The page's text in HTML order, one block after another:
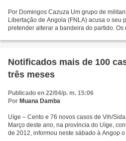
Por Domingos Cazuza Um grupo de
Libertação de Angola (FNLA) acusa o seu
pretender alterar a bandeira do partido.
Notificados mais de 100
três meses
Publicado en 22/04/p. m. 15:06
Por Muana Damba
Uíge – Cento e 76 novos casos de Vih/
Março deste ano, na província do Uíge,
de 2012, informou neste sábado à Angop